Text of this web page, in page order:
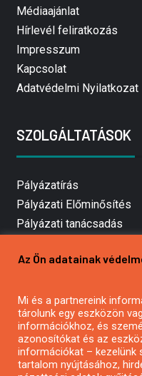
Médiaajánlat
Hírlevél feliratkozás
Impresszum
Kapcsolat
Adatvédelmi Nyilatkozat
SZOLGÁLTATÁSOK
Pályázatírás
Pályázati Előminősítés
Pályázati tanácsadás
Mezőgazdasági
Pályázatírás civil
Pályázatírás
Pályázatfigyelés
Specifikus
Az Ön adatainak
Mi és a partnereink
tárolunk egy eszközön
információkhoz, és
azonosítókat és az
információkat – kezelünk
tartalom nyújtásához,